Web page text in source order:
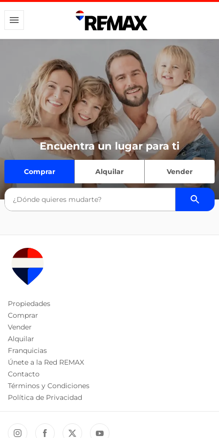
Encuentra un lugar para ti
Comprar Alquilar Vender
Propiedades
Comprar
Vender
Alquilar
Franquicias
Únete a la Red REMAX
Contacto
Términos y Condiciones
Política de Privacidad